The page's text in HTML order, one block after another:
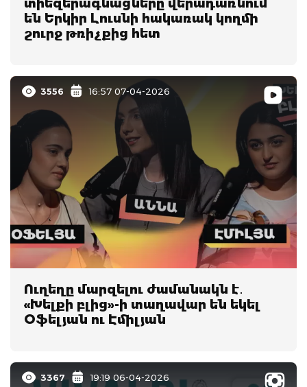
տիեզերագնացները վերադառնում
են Երկիր Լուսնի հակառակ կողմի
շուրջ թռիչքից հետ
3556 16:57 07-04-2026
Ուղեղը մարզելու ժամանակն է․
«Խելքի բլից»-ի տաղավար են եկել
Օֆելյան ու Էմիլյան
3367 19:19 06-04-2026